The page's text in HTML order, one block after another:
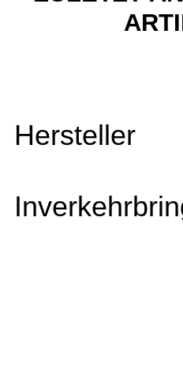
Hersteller